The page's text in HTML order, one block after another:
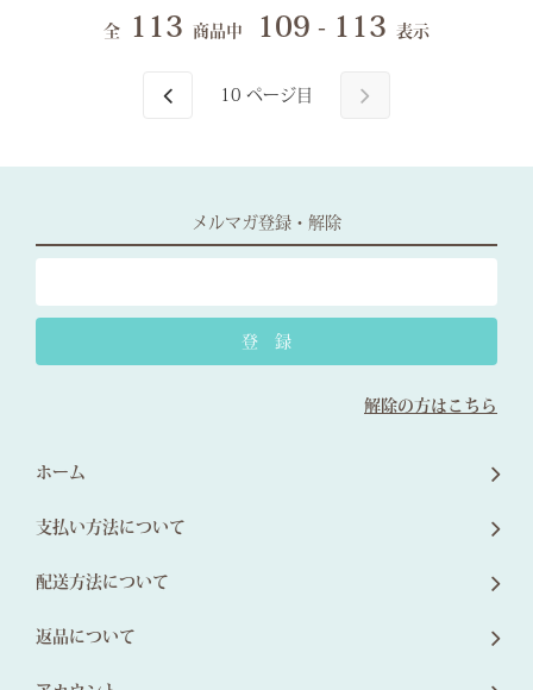
全 113 商品中 109 - 113 表示
10 ページ目
メルマガ登録・解除
解除の方はこちら
ホーム
支払い方法について
配送方法について
返品について